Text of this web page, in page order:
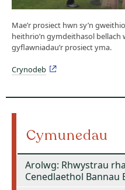
Mae’r prosiect hwn sy’n
heithrio’n gymdeithasol bellach
gyflawniadau’r prosiect yma.
Crynodeb
Cymunedau
Arolwg: Rhwystrau
Cenedlaethol Bannau